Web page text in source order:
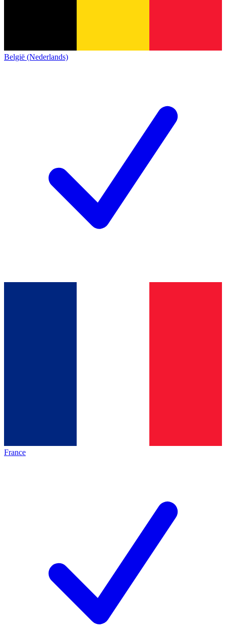
België (Nederlands)
France